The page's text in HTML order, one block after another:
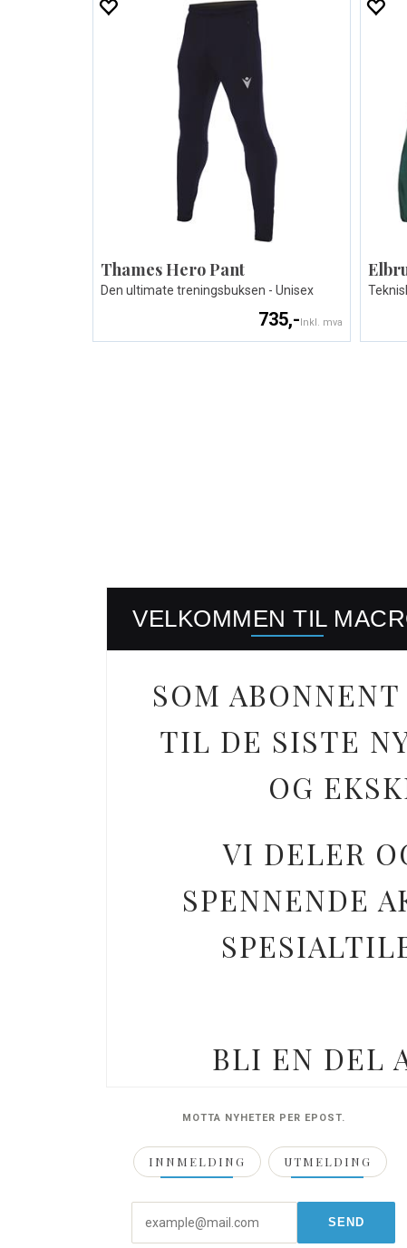
Thames Hero Pant
Den ultimate treningsbuksen - Unisex
735,-Inkl. mva
VELKOMMEN TIL
SOM
TIL DE SISTE
OG
VI DELER
SPENNENDE
BLI EN DEL
MOTTA NYHETER PER EPOST.
INNMELDING UTMELDING